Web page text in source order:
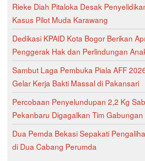
Rieke Diah Pitaloka Desak
Kasus Pilot Muda Karawang
Dedikasi KPAID Kota Bogor Berikan
Penggerak Hak dan Perlindungan
Sambut Laga Pembuka Piala AFF
Gelar Kerja Bakti Massal di Pakansari
Percobaan Penyelundupan 2,2 Kg
Pekanbaru Digagalkan Tim Gabungan
Dua Pemda Bekasi Sepakati
di Dua Cabang Perumda